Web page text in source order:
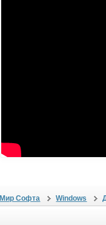
Мир Софта Windows